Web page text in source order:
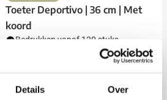
Details Over
Toeter Deportivo | 36 cm | Met
koord
Bedrukken vanaf 120 stuks
14 augustus
Bekijk